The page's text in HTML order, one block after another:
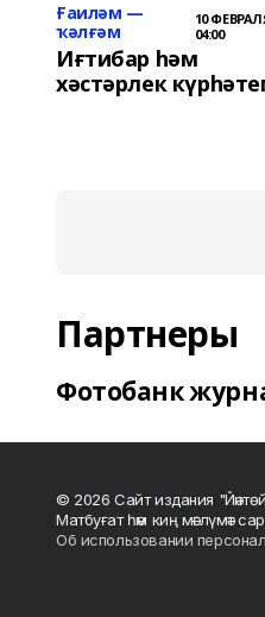
Ғаиләм —
ҡәлғәм
10
04:00
Иғтибар һәм
хәстәрлек
Партнеры
Фотобанк
© 2026 Сайт издания
Матбуғат һәм киң мәғлүмәт
Об использовании